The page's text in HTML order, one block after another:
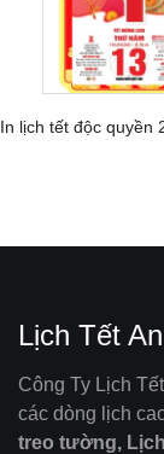
In lịch tết độc quyền
Lịch Tết
Công Ty Lịch
các dòng lịch
treo tường,